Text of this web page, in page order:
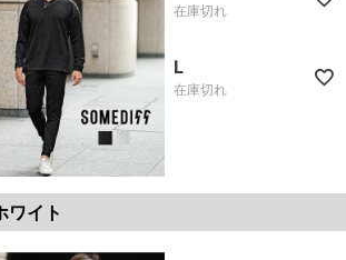
在庫切れ
L
在庫切れ
ワイト